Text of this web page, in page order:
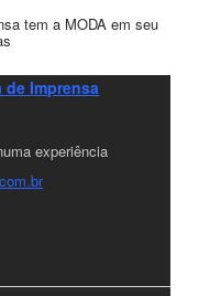
tem a MODA em seu
Imprensa
experiência